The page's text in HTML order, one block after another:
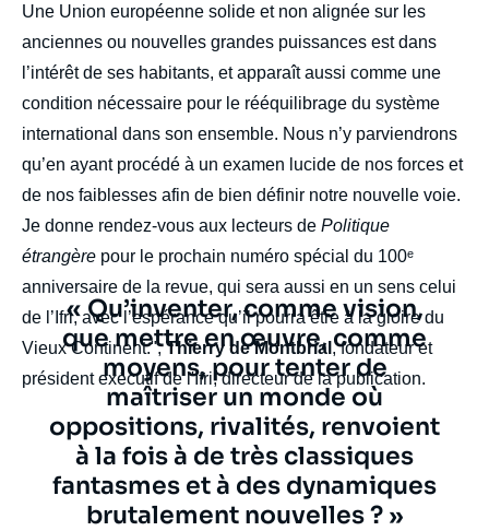
Une Union européenne solide et non alignée sur les
anciennes ou nouvelles grandes puissances est dans
l’intérêt de ses habitants, et apparaît aussi comme une
condition nécessaire pour le rééquilibrage du système
international dans son ensemble. Nous n’y parviendrons
qu’en ayant procédé à un examen lucide de nos forces et
de nos faiblesses afin de bien définir notre nouvelle voie.
Je donne rendez-vous aux lecteurs de Politique
étrangère pour le prochain numéro spécial du 100ᵉ
anniversaire de la revue, qui sera aussi en un sens celui
de l’Ifri, avec l’espérance qu’il pourra être à la gloire du
Vieux Continent.",Thierry de Montbrial , fondateur et
président exécutif de l'Ifri, directeur de la publication.
Texte
citation
« Qu’inventer, comme vision,
que mettre en œuvre, comme
moyens, pour tenter de
maîtriser un monde où
oppositions, rivalités, renvoient
à la fois à de très classiques
fantasmes et à des dynamiques
brutalement nouvelles ? »